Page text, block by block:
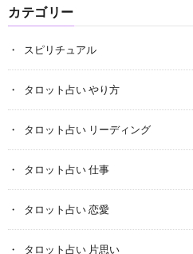
カテゴリー
スピリチュアル
タロット占い やり方
タロット占い リーディング
タロット占い 仕事
タロット占い 恋愛
タロット占い 片思い